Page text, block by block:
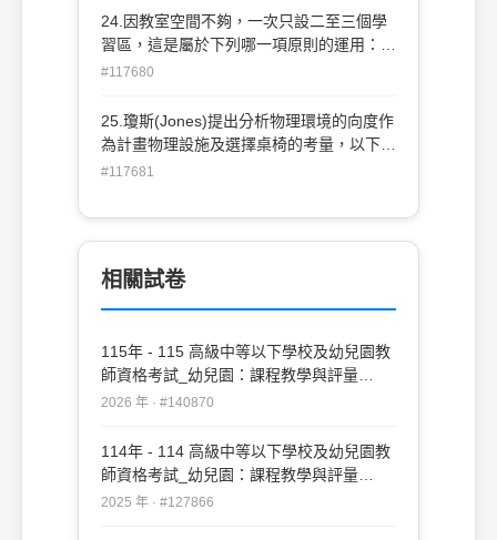
24.因教室空間不夠，一次只設二至三個學
習區，這是屬於下列哪一項原則的運用：
(A)可變性(B)舒適性(C)安全性(D)多樣性
#117680
25.瓊斯(Jones)提出分析物理環境的向度作
為計畫物理設施及選擇桌椅的考量，以下何
者是瓊斯提出的向度： (A)乾-濕(B)柔和-冷
#117681
相關試卷
115年 - 115 高級中等以下學校及幼兒園教
師資格考試_幼兒園：課程教學與評量
#140870
2026 年 · #140870
114年 - 114 高級中等以下學校及幼兒園教
師資格考試_幼兒園：課程教學與評量
#127866
2025 年 · #127866